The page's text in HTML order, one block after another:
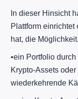
In dieser Hinsicht
Plattform
hat, die
​•​ein Portfolio
Krypto-Assets
wiederkehrende